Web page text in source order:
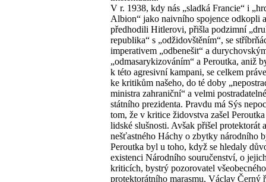
V r. 1938, kdy nás „sladká Francie“ i
Albion“ jako naivního spojence odkopli a
předhodili Hitlerovi, přišla podzimní
republika“ s „odžidovštěním“, se
imperativem „odbenešit“ a
„odmasarykizováním“ a Peroutka, aniž
k této agresivní kampani, se celkem
ke kritikům našeho, do té doby
ministra zahraniční“ a velmi
státního prezidenta. Pravdu má Sýs
tom, že v kritice židovstva zašel Peroutka
lidské slušnosti. Avšak přišel protektorát
nešťastného Háchy o zbytky národního
Peroutka byl u toho, když se hledaly
existenci Národního souručenství, o
kriticích, bystrý pozorovatel všeobecného
protektorátního marasmu, Václav Černý